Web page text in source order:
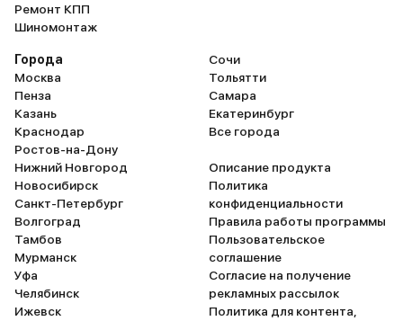
Ремонт КПП
Шиномонтаж
Города
Москва
Пенза
Казань
Краснодар
Ростов-на-Дону
Нижний Новгород
Новосибирск
Санкт-Петербург
Волгоград
Тамбов
Мурманск
Уфа
Челябинск
Ижевск
Сочи
Тольятти
Самара
Екатеринбург
Все города
Описание продукта
Политика
конфиденциальности
Правила работы программы
Пользовательское
соглашение
Согласие на получение
рекламных рассылок
Политика для контента,